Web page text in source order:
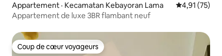
Appartement · Kecamatan Kebayoran Lama Note
4,91 (75)
Appartement de luxe 3BR flambant neuf
Coup de cœur voyageurs
Coup de cœur voyageurs